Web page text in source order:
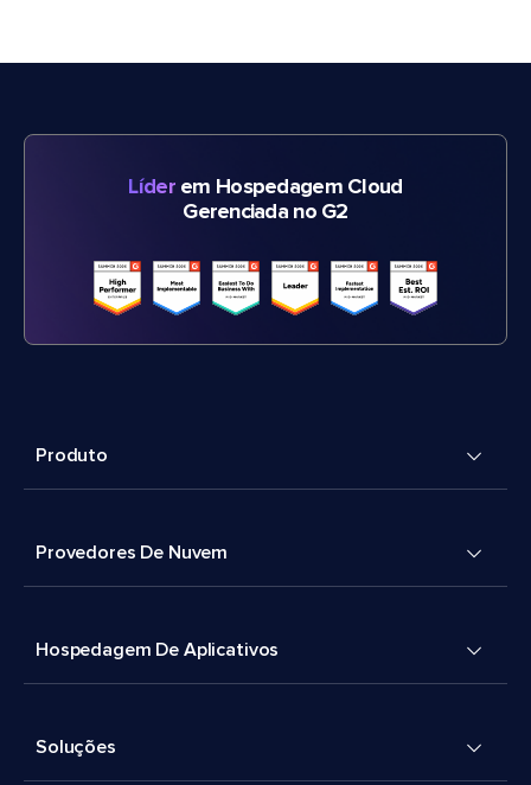
Líderem Hospedagem Cloud
Gerenciada no G2
Produto
Provedores De Nuvem
Hospedagem De Aplicativos
Soluções